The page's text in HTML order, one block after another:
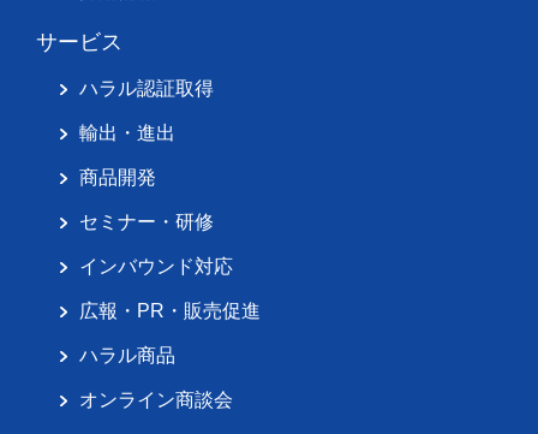
サービス
ハラル認証取得
輸出・進出
商品開発
セミナー・研修
インバウンド対応
広報・PR・販売促進
ハラル商品
オンライン商談会